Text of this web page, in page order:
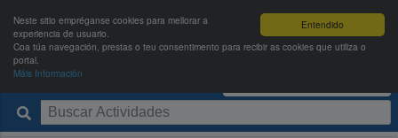
Entendido
Neste sitio empréganse cookies para mellorar a
experiencia de usuario.
Coa túa navegación, prestas o teu consentimento para recibir as cookies que utiliza o
portal.
Máis InformaciónDeportes USC